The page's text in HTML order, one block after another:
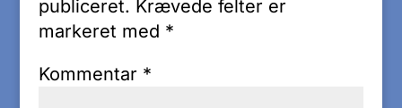
publiceret. Krævede felter er
markeret med *
Kommentar *